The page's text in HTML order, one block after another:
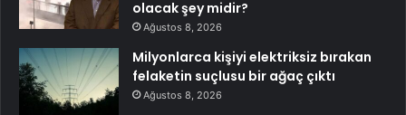
olacak şey midir?
Ağustos 8, 2026
Milyonlarca kişiyi elektriksiz bırakan
felaketin suçlusu bir ağaç çıktı
Ağustos 8, 2026